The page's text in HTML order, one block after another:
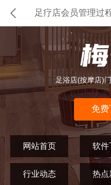
足疗店会员管理过
足浴店(按摩店)
免费
网站首页 软件
行业动态 热点